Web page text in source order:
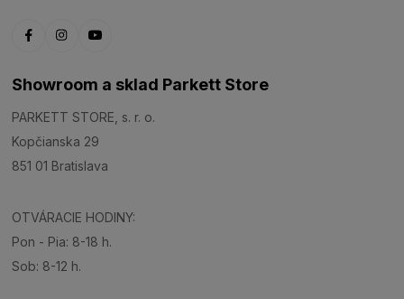
Showroom a sklad Parkett Store
PARKETT STORE, s. r. o.
Kopčianska 29
851 01 Bratislava
OTVÁRACIE HODINY:
Pon - Pia: 8-18 h.
Sob: 8-12 h.